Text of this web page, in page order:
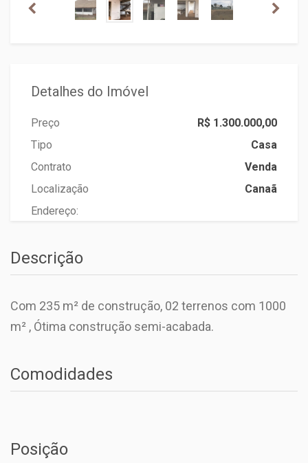
Detalhes do Imóvel
Preço
R$ 1.300.000,00
Tipo
Casa
Contrato
Venda
Localização
Canaã
Endereço:
Descrição
Com 235 m² de construção, 02 terrenos com 1000
m² , Ótima construção semi-acabada.
Comodidades
Posição